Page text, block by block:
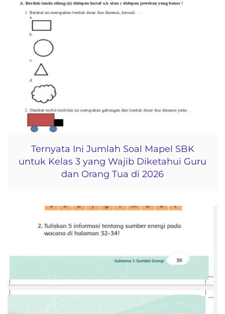
Ternyata Ini Jumlah Soal Mapel SBK
untuk Kelas 3 yang Wajib Diketahui Guru
dan Orang Tua di 2026